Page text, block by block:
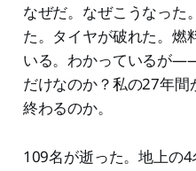
なぜだ。なぜこうなった
た。タイヤが破れた。燃
いる。わかっているが
だけなのか？私の27年
終わるのか。
109名が逝った。地上の4